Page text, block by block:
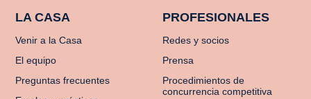
LA CASA
Venir a la Casa
El equipo
Preguntas frecuentes
PROFESIONALES
Redes y socios
Prensa
Procedimientos de
concurrencia competitiva